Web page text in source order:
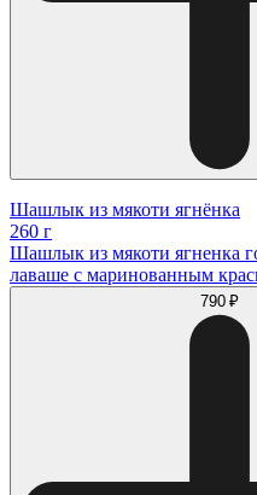
Шашлык из мякоти ягнёнка
260 г
Шашлык из мякоти ягненка
лаваше с маринованным
790 ₽